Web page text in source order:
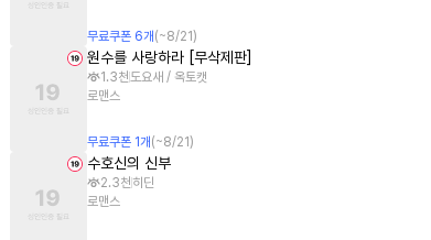
무료쿠폰 6개 (~8/21 )
원수를 사랑하라 [무삭제판]
1.3천도요새 / 옥토캣
로맨스
무료쿠폰 1개 (~8/21 )
수호신의 신부
2.3천히딘
로맨스